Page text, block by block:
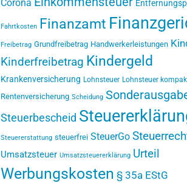
Corona
Fahrtkosten Finanzamt
Freibetrag Grundfreibetrag Handwerkerleistungen
Kinderfreibetrag Kindergeld
Krankenversicherung Lohnsteuer Lohnsteuer
Rentenversicherung Scheidung
Steuerbescheid
Steuererstattung steuerfrei SteuerGo
Umsatzsteuer Umsatzsteuererklärung Urteil
Werbungskosten § 35a EStG